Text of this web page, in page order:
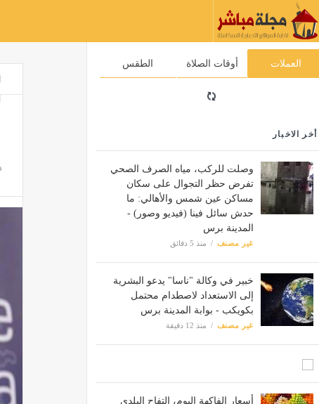
العملات أوقات الصلاة الطقس
أخر الاخبار
وصلت للركب، مياه الصرف الصحي
تفرض حظر التجوال على سكان
مساكن عين شمس والأهالي: ما
حدش سائل فينا (فيديو وصور) -
المدينة برس
غير مصنف منذ 5 دقائق
خبير في وكالة "ناسا" يدعو البشرية
إلى الاستعداد لاصطدام محتمل
بكويكب - بوابة المدينة برس
غير مصنف منذ 12 دقيقة
أسعار الفاكهة اليوم، التفاح البلدي